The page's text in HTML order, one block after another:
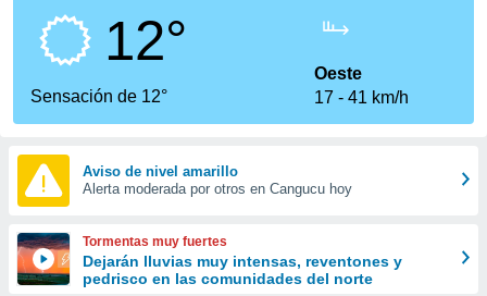
que se
calidad.
a este
las
y
forma
digital
basada
12°
Sensación de 12°
Oeste
17
41 km/h
Aviso de nivel amarillo
Alerta moderada por otros en Cangucu hoy
Tormentas muy fuertes
Dejarán lluvias muy intensas, reventones y
pedrisco en las comunidades del norte